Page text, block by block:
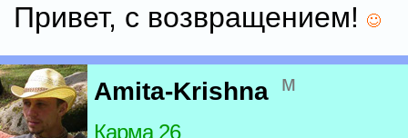
Привет, с возвращением!
Amita-Krishna м
Карма 26